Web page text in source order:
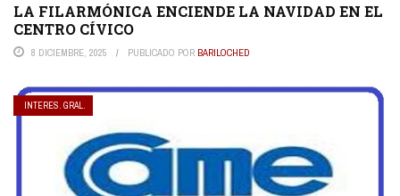
LA FILARMÓNICA ENCIENDE LA NAVIDAD EN EL
CENTRO CÍVICO
8 DICIEMBRE, 2025 PUBLICADO POR BARILOCHED
INTERES. GRAL.